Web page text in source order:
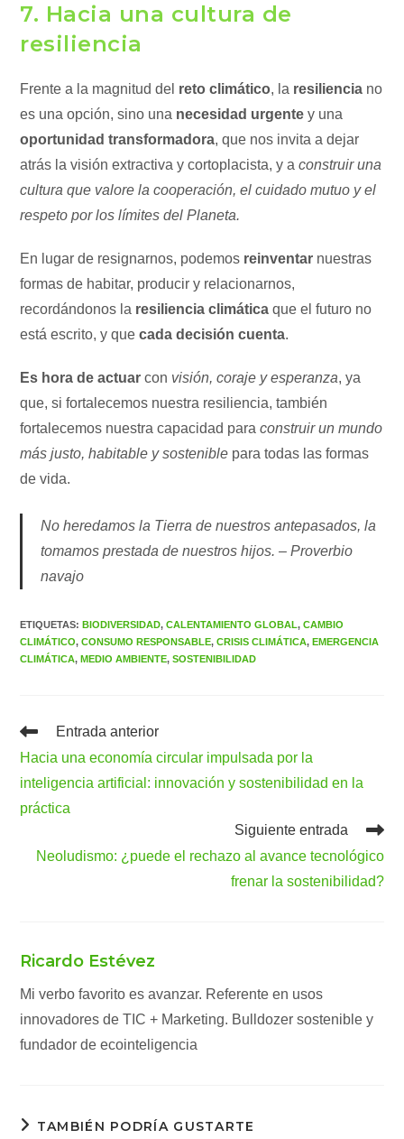
7. Hacia una cultura de
resiliencia
Frente a la magnitud del reto climático, la resiliencia no
es una opción, sino una necesidad urgente y una
oportunidad transformadora, que nos invita a dejar
atrás la visión extractiva y cortoplacista, y aconstruir una
cultura que valore la cooperación, el cuidado mutuo y el
respeto por los límites del Planeta.
En lugar de resignarnos, podemos reinventar nuestras
formas de habitar, producir y relacionarnos,
recordándonos la resiliencia climática que el futuro no
está escrito, y quecada decisión cuenta.
Es hora de actuar con visión, coraje y esperanza, ya
que, si fortalecemos nuestra resiliencia, también
fortalecemos nuestra capacidad paraconstruir un mundo
más justo, habitable y sostenible para todas las formas
de vida.
No heredamos la Tierra de nuestros antepasados, la
tomamos prestada de nuestros hijos. – Proverbio
navajo
ETIQUETAS:BIODIVERSIDAD, CALENTAMIENTO GLOBAL, CAMBIO
CLIMÁTICO, CONSUMO RESPONSABLE, CRISIS CLIMÁTICA, EMERGENCIA
CLIMÁTICA, MEDIO AMBIENTE, SOSTENIBILIDAD
Leer
artículos
Entrada anterior
Hacia una economía circular impulsada por la
inteligencia artificial: innovación y sostenibilidad en la
práctica
Siguiente entrada
Neoludismo: ¿puede el rechazo al avance tecnológico
frenar la sostenibilidad?
Ricardo Estévez
Mi verbo favorito es avanzar. Referente en usos
innovadores de TIC + Marketing. Bulldozer sostenible y
fundador de ecointeligencia
TAMBIÉN PODRÍA GUSTARTE